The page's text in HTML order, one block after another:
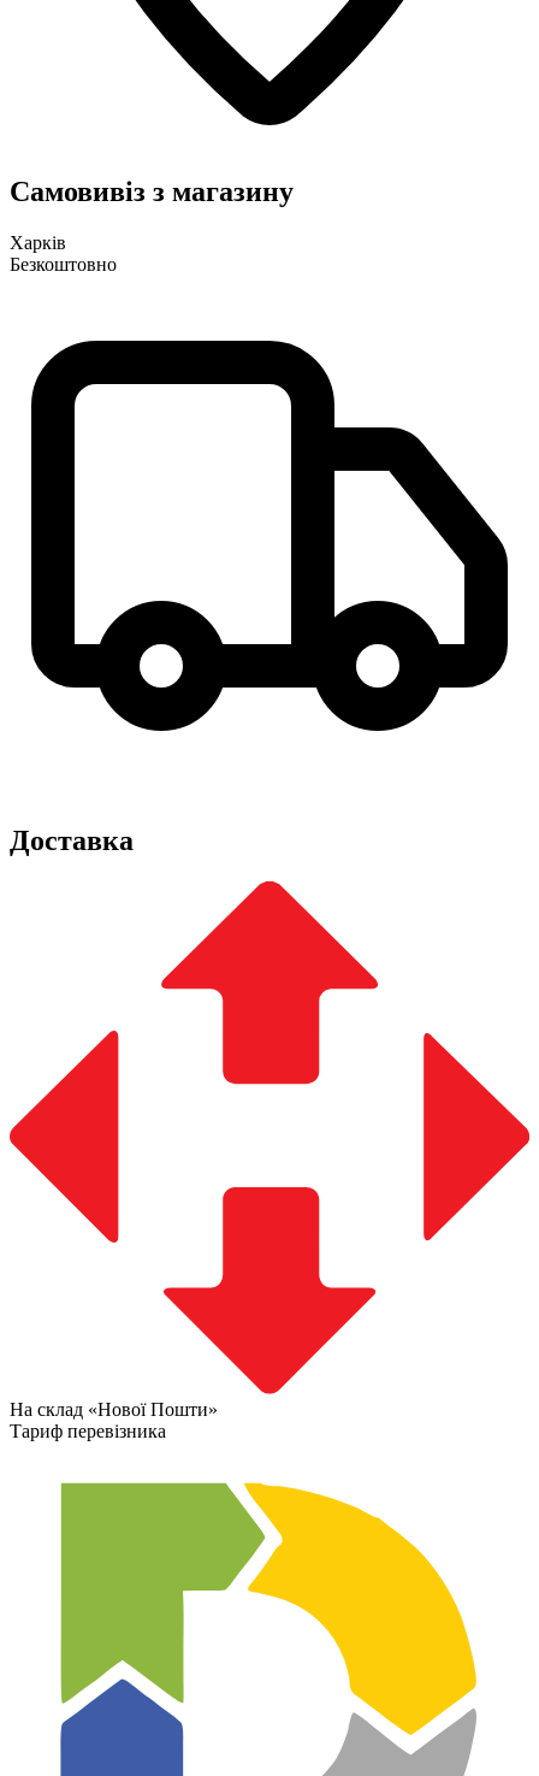
Самовивіз з магазину
Харків
Безкоштовно
Доставка
На склад «Нової Пошти»
Тариф перевізника